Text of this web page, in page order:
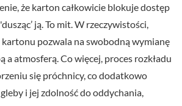
że karton całkowicie blokuje dostęp
ją. To mit. W rzeczywistości,
pozwala na swobodną wymianę
a atmosferą. Co więcej, proces rozkładu
się próchnicy, co dodatkowo
i jej zdolność do oddychania,